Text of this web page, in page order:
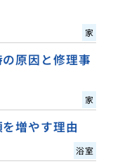
家
原因と修理事
家
増やす理由
浴室